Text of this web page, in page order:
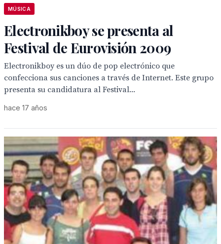
MÚSICA
Electronikboy se presenta al
Festival de Eurovisión 2009
Electronikboy es un dúo de pop electrónico que
confecciona sus canciones a través de Internet. Este grupo
presenta su candidatura al Festival...
hace 17 años